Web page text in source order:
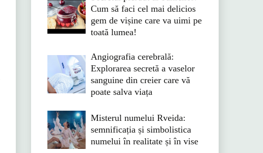
Cum să faci cel mai delicios
gem de vișine care va uimi pe
toată lumea!
Angiografia cerebrală:
Explorarea secretă a vaselor
sanguine din creier care vă
poate salva viața
Misterul numelui Rveida:
semnificația și simbolistica
numelui în realitate și în vise